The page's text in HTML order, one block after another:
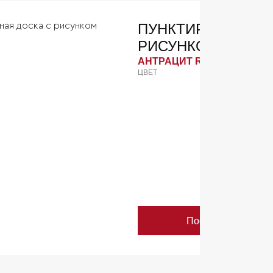
ПУНКТИРНАЯ
РИСУНКОМ
АНТРАЦИТ RAL 7016
ЦВЕТ
Посмотреть детали